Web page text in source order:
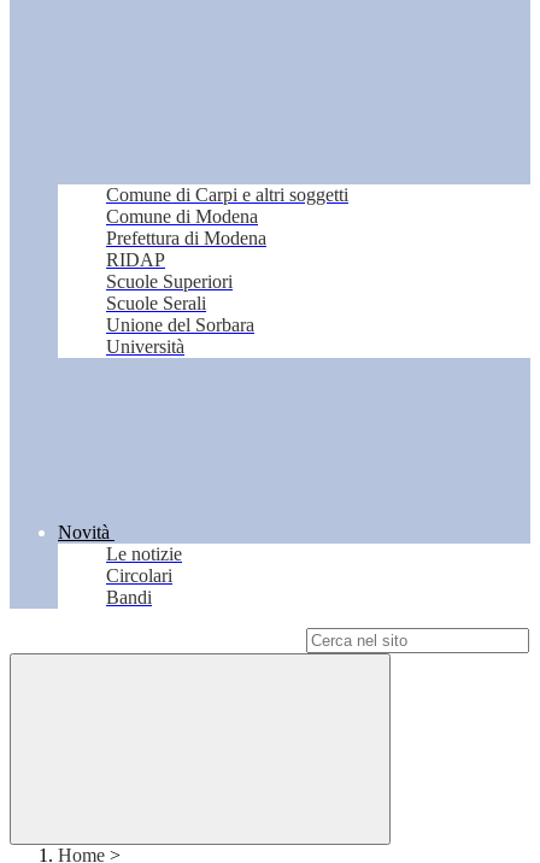
Comune di Carpi e altri soggetti
Comune di Modena
Prefettura di Modena
RIDAP
Scuole Superiori
Scuole Serali
Unione del Sorbara
Università
Novità
Le notizie
Circolari
Bandi
Home >